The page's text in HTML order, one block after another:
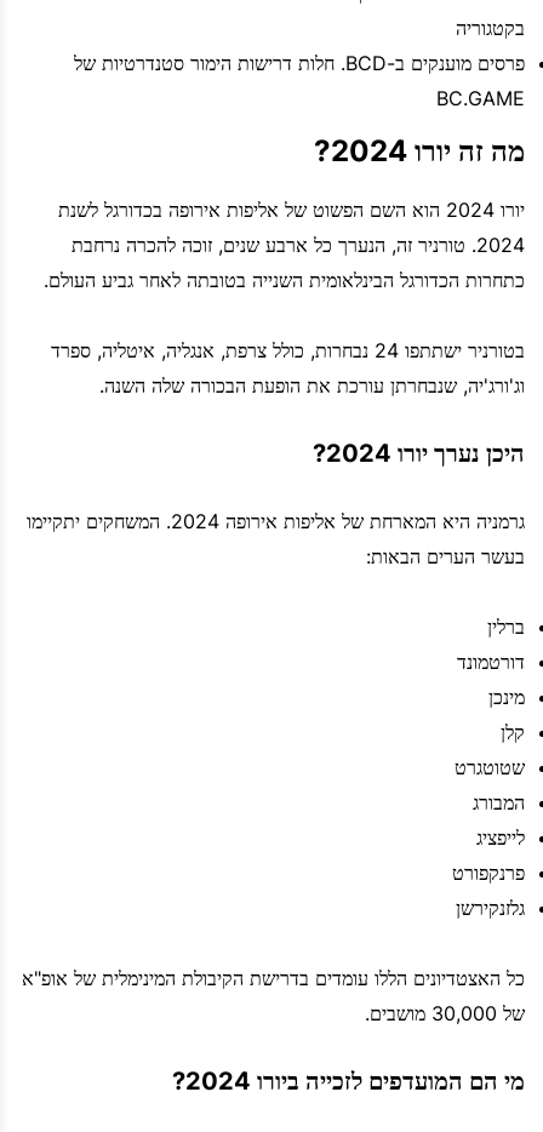
בקטגוריה
פרסים מוענקים ב-BCD. חלות דרישות הימור סטנדרטיות של
BC.GAME
מה זה יורו 2024?
יורו 2024 הוא השם הפשוט של אליפות אירופה בכדורגל לשנת
2024. טורניר זה, הנערך כל ארבע שנים, זוכה להכרה נרחבת
כתחרות הכדורגל הבינלאומית השנייה בטובתה לאחר גביע העולם.
בטורניר ישתתפו 24 נבחרות, כולל צרפת, אנגליה, איטליה, ספרד
וג'ורג'יה, שנבחרתן עורכת את הופעת הבכורה שלה השנה.
היכן נערך יורו 2024?
גרמניה היא המארחת של אליפות אירופה 2024. המשחקים יתקיימו
בעשר הערים הבאות:
ברלין
דורטמונד
מינכן
קלן
שטוטגרט
המבורג
לייפציג
פרנקפורט
גלזנקירשן
כל האצטדיונים הללו עומדים בדרישת הקיבולת המינימלית של אופ"א
של 30,000 מושבים.
מי הם המועדפים לזכייה ביורו 2024?